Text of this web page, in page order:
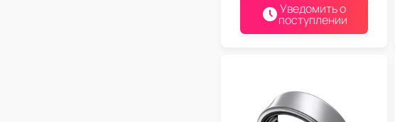
Уведомить о
поступлении